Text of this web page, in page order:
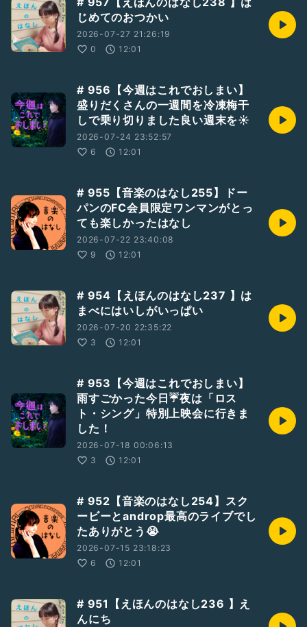
じめてのおつかい
2026-07-27 21:26:19
0
12:01
# 956【今週はこれでおしまい】
盛りだくさんの一週間を冷凍梅干
しで乗り切りました良い週末を☀️
2026-07-24 23:52:57
6
12:01
# 955【音楽のはなし255】ドー
パンのFC会員限定ワンマンがとっ
ても楽しかったはなし
2026-07-22 23:40:08
9
12:01
# 954【えほんのはなし237 】は
まべにはいしがいっぱい
2026-07-20 22:35:22
3
12:01
# 953【今週はこれでおしまい】
雨すごかった今日☔夜は「ロス
ト・シング」特別上映会に行きま
した！
2026-07-18 00:06:13
3
12:01
# 952【音楽のはなし254】スク
ービーとandrop最高のライブでし
たありがとう😭
2026-07-15 23:18:23
6
12:01
# 951【えほんのはなし236 】え
んにち